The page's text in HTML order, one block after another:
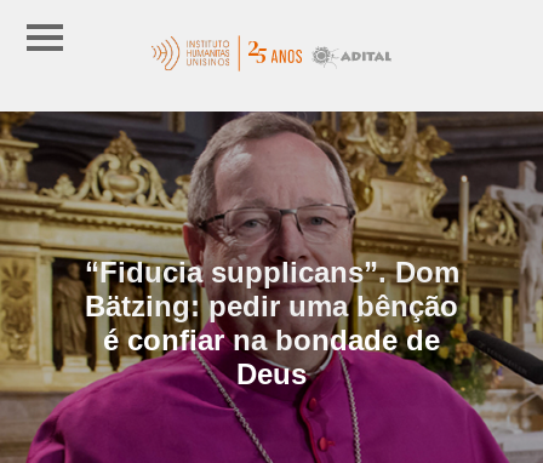
“Fiducia supplicans”. Dom
Bätzing: pedir uma bênção
é confiar na bondade de
Deus